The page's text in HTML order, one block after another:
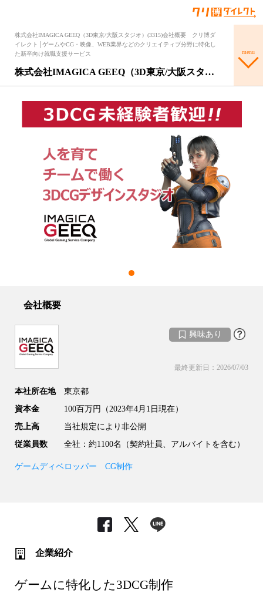
株式会社IMAGICA GEEQ（3D東京/大阪スタジオ）(3315)会社概要 クリ博ダ
イレクト│ゲームやCG・映像、WEB業界などのクリエイティブ分野に特化し
た新卒向け就職支援サービス
株式会社IMAGICA GEEQ（3D東京/大阪スタ…
menu
会社概要
興味あり
最終更新日： 2026/07/03
本社所在地
東京都
資本金
100百万円（2023年4月1日現在）
売上高
当社規定により非公開
従業員数
全社：約1100名（契約社員、アルバイトを含む）
ゲームディベロッパー CG制作
企業紹介
ゲームに特化した3DCG制作